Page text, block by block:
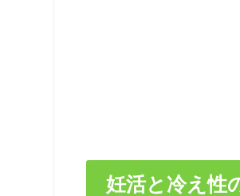
妊活と冷え性